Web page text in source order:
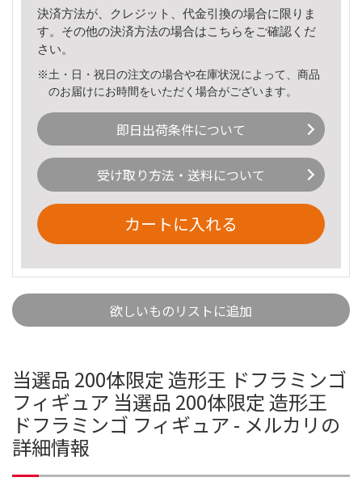
決済方法が、クレジット、代金引換の場合に限りま
す。その他の決済方法の場合はこちら をご確認くだ
さい。
※土・日・祝日の注文の場合や在庫状況によって、商品
のお届けにお時間をいただく場合がございます。
即日出荷条件について
受け取り方法・送料について
カートに入れる
欲しいものリストに追加
当選品 200体限定 造形王 ドフラミンゴ
フィギュア 当選品 200体限定 造形王
ドフラミンゴ フィギュア - メルカリの
詳細情報